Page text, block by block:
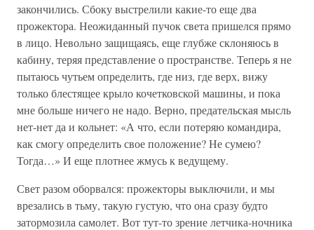
закончились. Сбоку выстрелили какие-то еще два
прожектора. Неожиданный пучок света пришелся прямо
в лицо. Невольно защищаясь, еще глубже склоняюсь в
кабину, теряя представление о пространстве. Теперь я не
пытаюсь чутьем определить, где низ, где верх, вижу
только блестящее крыло кочетковской машины, и пока
мне больше ничего не надо. Верно, предательская мысль
нет-нет да и кольнет: «А что, если потеряю командира,
как смогу определить свое положение? Не сумею?
Тогда…» И еще плотнее жмусь к ведущему.
Свет разом оборвался: прожекторы выключили, и мы
врезались в тьму, такую густую, что она сразу будто
затормозила самолет. Вот тут-то зрение летчика-ночника